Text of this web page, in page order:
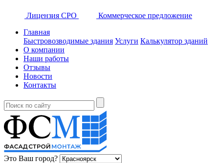
Лицензия СРО
Коммерческое предложение
Главная
Быстровозводимые здания Услуги Калькулятор зданий
О компании
Наши работы
Отзывы
Новости
Контакты
Это Ваш город?